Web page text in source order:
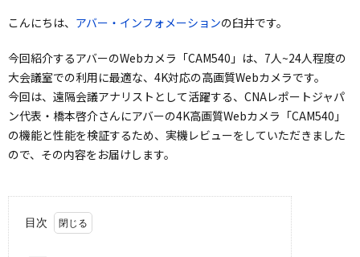
こんにちは、 アバー・インフォメーションの臼井です。
今回紹介するアバーのWebカメラ「CAM540」は、7人~24人程度の
大会議室での利用に最適な、4K対応の高画質Webカメラです。
今回は、遠隔会議アナリストとして活躍する、CNAレポートジャパ
ン代表・橋本啓介さんにアバーの4K高画質Webカメラ「CAM540」
の機能と性能を検証するため、実機レビューをしていただきました
ので、その内容をお届けします。
目次